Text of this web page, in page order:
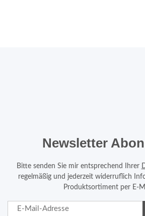
Newsletter
Bitte senden Sie mir entsprechend Ihrer
regelmäßig und jederzeit widerruflich
Produktsortiment per E-